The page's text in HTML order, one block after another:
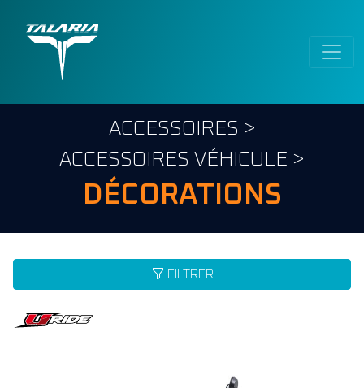
ACCESSOIRES >
ACCESSOIRES VÉHICULE >
DÉCORATIONS
FILTRER